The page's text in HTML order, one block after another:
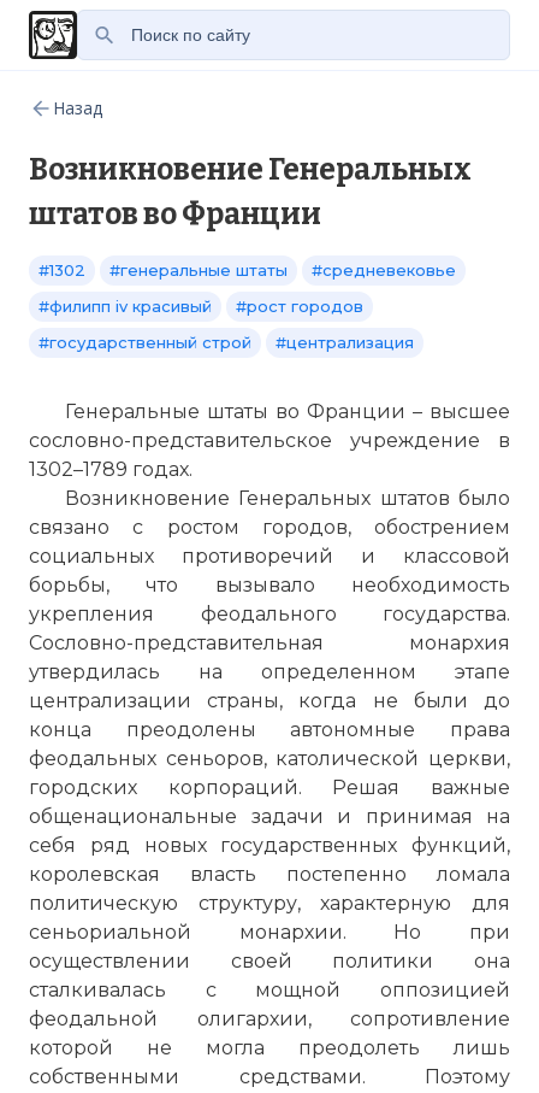
Назад
Возникновение Генеральных
штатов во Франции
#1302 #генеральные штаты
#средневековье
#филипп iv красивый
#рост городов
#государственный строй
#централизация
Генеральные штаты во Франции – высшее
сословно-представительское учреждение в
1302–1789 годах.
Возникновение Генеральных штатов было
связано с ростом городов, обострением
социальных противоречий и классовой
борьбы, что вызывало необходимость
укрепления феодального государства.
Сословно-представительная монархия
утвердилась на определенном этапе
централизации страны, когда не были до
конца преодолены автономные права
феодальных сеньоров, католической церкви,
городских корпораций. Решая важные
общенациональные задачи и принимая на
себя ряд новых государственных функций,
королевская власть постепенно ломала
политическую структуру, характерную для
сеньориальной монархии. Но при
осуществлении своей политики она
сталкивалась с мощной оппозицией
феодальной олигархии, сопротивление
которой не могла преодолеть лишь
собственными средствами. Поэтому